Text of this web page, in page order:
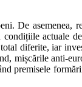
De asemenea,
actuale
diferite, iar
mișcările anti-
premisele